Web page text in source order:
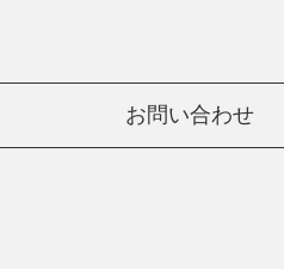
お問い合わせ